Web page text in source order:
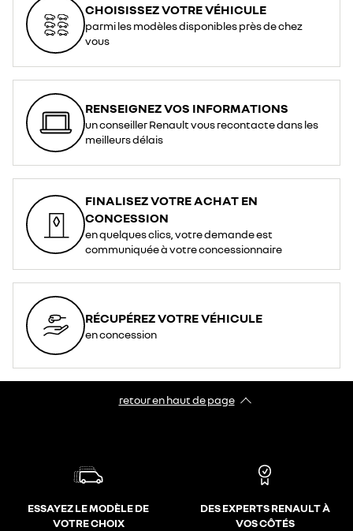
CHOISISSEZ VOTRE VÉHICULE
parmi les modèles disponibles près de chez
vous
RENSEIGNEZ VOS INFORMATIONS
un conseiller Renault vous recontacte dans les
meilleurs délais
FINALISEZ VOTRE ACHAT EN
CONCESSION
en quelques clics, votre demande est
communiquée à votre concessionnaire
RÉCUPÉREZ VOTRE VÉHICULE
en concession
retour en haut de page​
ESSAYEZ LE MODÈLE DE
VOTRE CHOIX
DES EXPERTS RENAULT À
VOS CÔTÉS